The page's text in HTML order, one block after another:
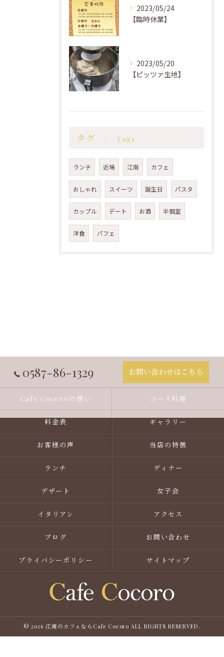
2023/05/24
【臨時休業】
2023/05/20
【ピッツァ生地】
タグ Tags
ランチ 近場 江南 カフェ
おしゃれ スイーツ 誕生日 パスタ
カップル デート お酒 半個室
洋食 パフェ
0587-86-1329 お問い合わせはこちら
Cafe Cocoroの想い コース料理
料金表 ギャラリー
お客様の声 当店の特徴
ランチ ディナー
デザート 女子会
イタリアン アクセス
ブログ お問い合わせ
プライバシーポリシー サイトマップ
© 2026 江南のカフェならCafe Cocoro ALL RIGHTS RESERVED.